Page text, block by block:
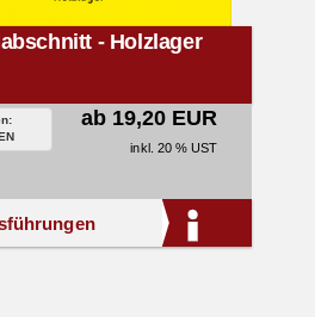
- Holzlager
ab 19,20 EUR
inkl. 20 % UST